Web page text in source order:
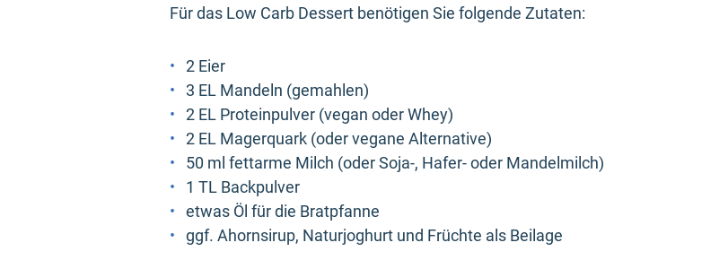
Für das Low Carb Dessert benötigen Sie folgende Zutaten:
2 Eier
3 EL Mandeln (gemahlen)
2 EL Proteinpulver (vegan oder Whey)
2 EL Magerquark (oder vegane Alternative)
50 ml fettarme Milch (oder Soja-, Hafer- oder Mandelmilch)
1 TL Backpulver
etwas Öl für die Bratpfanne
ggf. Ahornsirup, Naturjoghurt und Früchte als Beilage